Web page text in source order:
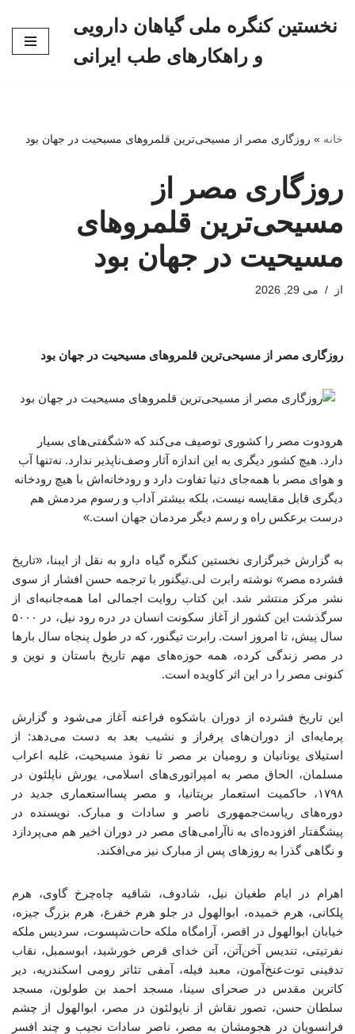
نخستین کنگره ملی گیاهان دارویی
و راهکارهای طب ایرانی
خانه » روزگاری مصر از مسیحی‌ترین قلمروهای مسیحیت در جهان بود
روزگاری مصر از
مسیحی‌ترین قلمروهای
مسیحیت در جهان بود
از می 29, 2026
روزگاری مصر از مسیحی‌ترین قلمروهای مسیحیت در جهان بود
هرودوت مصر را کشوری توصیف می‌کند که «شگفتی‌های بسیار
دارد. هیچ کشور دیگری به این اندازه آثار وصف‌ناپذیر ندارد. نه‌تنها آب
و هوای مصر با همه‌جای دنیا تفاوت دارد و رودخانه‌اش با هیچ رودخانه
دیگری قابل مقایسه نیست، بلکه بیشتر آداب و رسوم مردمش هم
درست برعکس راه و رسم دیگر مردمان جهان است.»
به گزارش خبرگزاری نخستین کنگره گیاه دارو به نقل از ایبنا، «تاریخ
فشرده مصر» نوشته رابرت لی.تیگنور با ترجمه حسن افشار از سوی
نشر مرکز منتشر شد. این کتاب روایت اجمالی اما همه‌جانبه‌ای از
سرگذشت این کشور از آغاز سکونت انسان در دره‌ رود نیل، در ۵۰۰۰
سال پیش، تا امروز است. رابرت تیگنور، که در طول پنجاه سال بارها
در مصر زندگی کرده، همه‌ حوزه‌های مهم تاریخ باستان و نوین و
کنونی مصر را در این اثر کاویده است.
این تاریخ فشرده از دوران باشکوه فراعنه آغاز می‌شود و گزارش
پرمایه‌ای از دوران‌های پرفراز و نشیب بعد به دست می‌دهد: از
استیلای یونانیان و رومیان بر مصر تا نفوذ مسیحیت، غلبه‌ اعراب
مسلمان، الحاق مصر به امپراتوری‌های اسلامی، یورش ناپلئون در
۱۷۹۸، حاکمیت استعمار بریتانیا، و مصر پسااستعماری جدید در
دوره‌های ریاست‌جمهوری ناصر و سادات و مبارک. نویسنده در
پیشگفتار افزوده‌ای به ناآرامی‌های مصر در دوران اخیر هم می‌پردازد
و نگاهی گذرا به روزهای پس از مبارک نیز می‌افکند.
اهرام در ایام طغیان نیل، شادوف، شاقیه چاه‌چرخ گاوی، هرم
پلکانی، هرم خمیده، ابوالهول در جلو هرم خفرع، هرم بزرگ جیزه،
خیابان ابوالهول در اقصر، آرامگاه ملکه حات‌شپسوت، سردیس ملکه
نفرتیتی، تندیس آخن‌آتن، آتن خدای قرص خورشید، ابوسمبل، نقاب
تدفینی توت‌عنخ‌آمون، معبد فیله، آمفی تئاتر رومی اسکندریه، دیر
کاترین مقدس در صحرای سینا، مسجد احمد بن طولون، مسجد
سلطان حسن، تصور نقاش از ناپولئون در مصر، ابوالهول از چشم
فرانسویان در هجومشان به مصر، ناصر سادات نجیب و چند افسر